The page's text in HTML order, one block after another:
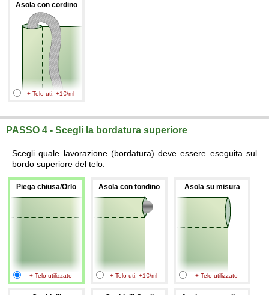
Asola con cordino
+ Telo uti. +1€/ml
PASSO 4 - Scegli la bordatura superiore
Scegli quale lavorazione (bordatura) deve essere eseguita sul
bordo superiore del telo.
Piega chiusa/Orlo
+ Telo utilizzato
Asola con tondino
+ Telo uti. +1€/ml
Asola su misura
+ Telo utilizzato